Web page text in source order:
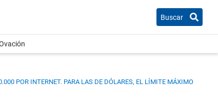
Buscar
POR INTERNET. PARA LAS DE DÓLARES, EL LÍMITE MÁXIMO